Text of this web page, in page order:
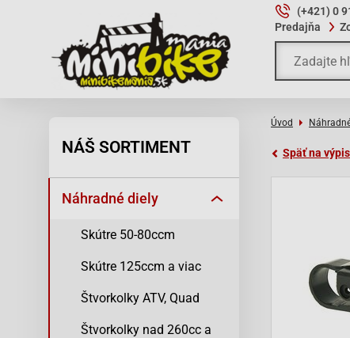
(+421) 0
Predajňa
NÁŠ SORTIMENT
Náhradné diely
Skútre 50-80ccm
Skútre 125ccm a viac
Štvorkolky ATV, Quad
Štvorkolky nad 260cc a
Úvod
Späť na výpis